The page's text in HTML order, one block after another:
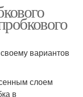
вариантов
слоем
в